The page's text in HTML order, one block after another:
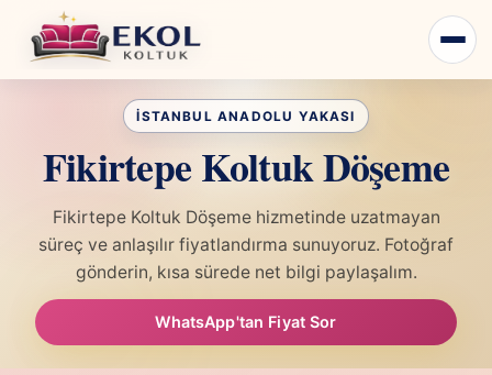
Fikirtepe Koltuk Döşeme
Fikirtepe Koltuk Döşeme hizmetinde uzatmayan
süreç ve anlaşılır fiyatlandırma sunuyoruz. Fotoğraf
gönderin, kısa sürede net bilgi paylaşalım.
WhatsApp'tan Fiyat Sor